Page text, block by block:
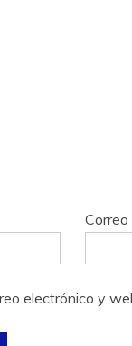
electrónico y